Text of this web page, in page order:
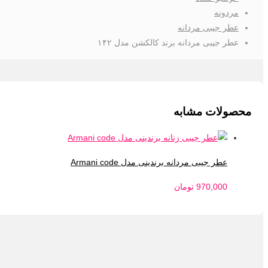
مردونه
عطر جیبی مردانه
عطر جیبی مردانه برند کالکشن مدل ۱۴۲
محصولات مشابه
عطر جیبی مردانه برندینی مدل ‌Armani code
970,000 تومان